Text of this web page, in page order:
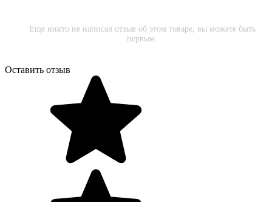
Еще никто не написал отзыв об этом товаре, вы можете быть
первым.
Оставить отзыв